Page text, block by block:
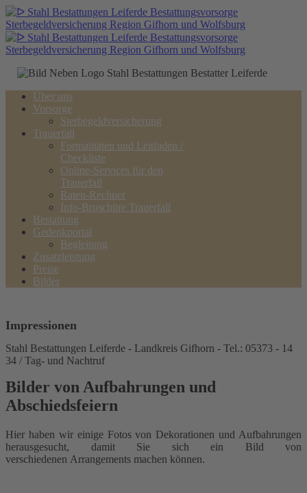
Über uns
Vorsorge
Sterbegeldversicherung
Trauerfall
Formalitäten und Leitfaden /
Checkliste
Online-Services für den
Trauerfall
Raten-Rechner
Info-Broschüre Trauerfall
Bestattung
Gedenkportal
Begleitung
Zusatzleistung
Preise
Bilder
Impressionen
Stahl Bestattungen Leiferde - Landkreis Gifhorn - Tel.: 05373 - 14
34 / Tag- und Nachtruf
Bilder von Aufbahrungen und
Abschiedsfeiern
Hier haben wir einige Fotos von Dekorationen und Aufbahrungen
herausgesucht, damit Sie sich ein Bild von
verschiedenen Arrangements machen können.